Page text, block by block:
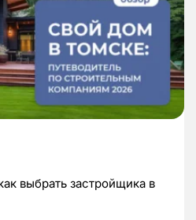
выбрать застройщика в